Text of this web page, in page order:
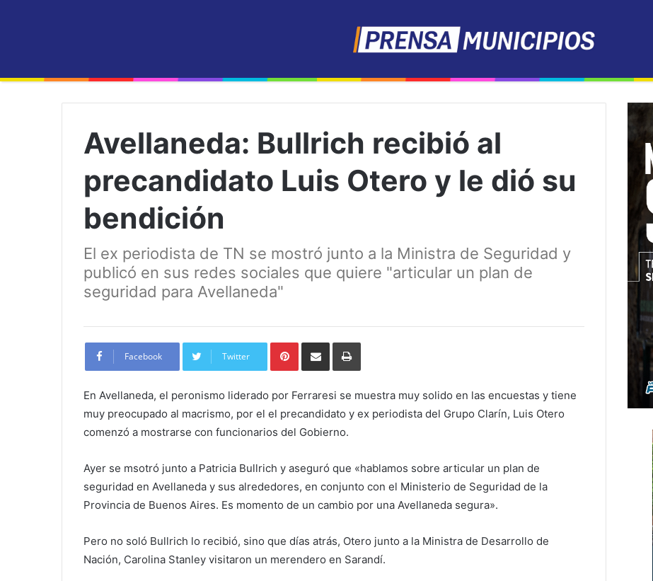
Avellaneda: Bullrich recibió al
precandidato Luis Otero y le dió su
bendición
El ex periodista de TN se mostró junto a la Ministra de Seguridad y
publicó en sus redes sociales que quiere "articular un plan de
seguridad para Avellaneda"
Facebook Twitter
PinterestShare
Email
Print
En Avellaneda, el peronismo liderado por Ferraresi se muestra muy solido en las encuestas y tiene
muy preocupado al macrismo, por el el precandidato y ex periodista del Grupo Clarín, Luis Otero
comenzó a mostrarse con funcionarios del Gobierno.
Ayer se msotró junto a Patricia Bullrich y aseguró que «hablamos sobre articular un plan de
seguridad en Avellaneda y sus alrededores, en conjunto con el Ministerio de Seguridad de la
Provincia de Buenos Aires. Es momento de un cambio por una Avellaneda segura».
Pero no soló Bullrich lo recibió, sino que días atrás, Otero junto a la Ministra de Desarrollo de
Nación, Carolina Stanley visitaron un merendero en Sarandí.